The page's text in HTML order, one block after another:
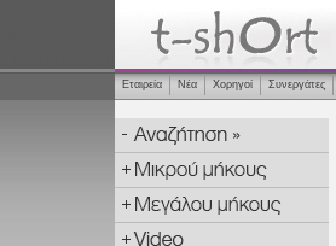
Εταιρεία Νέα Χορηγοί Συνεργάτες